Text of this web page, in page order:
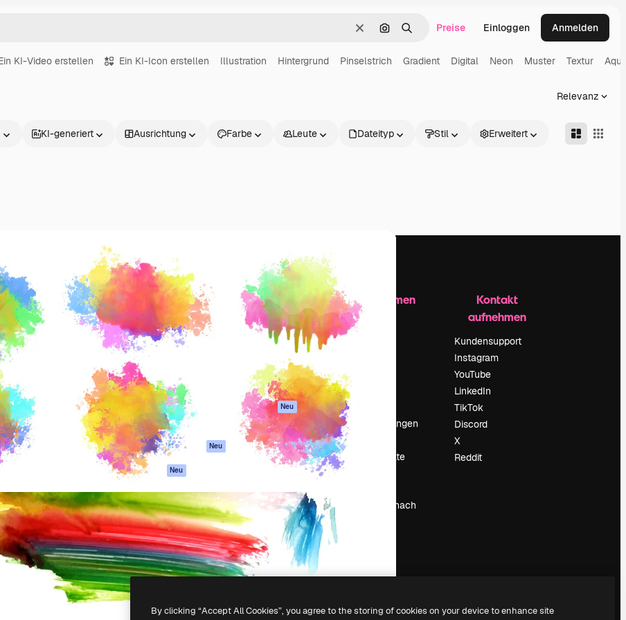
LöschenNach Bild suchen
SuchenPreise Einloggen Anmelden
KI-Video erstellen Ein KI-Icon erstellen Illustration Hintergrund Pinselstrich Gradient Digital Neon Muster Textur
Relevanz
KI-generiert Ausrichtung Farbe Leute Dateityp Stil Erweitert
um deine beste
Mehr als 1 Million
Kreativen, Unternehmen,
Produkte
Spaces
KI-Assistent
KI-Bildgenerator
KI-Videogenerator
KI-
Stimmengenerator
Stock-Inhalte
MCP für
Claude/ChatGPT
Neu
Agenten Neu
Mobile App
Alle Magnific-Tools
Loslegen
Academy
Dokumentation
AGB
Datenschutzerklärung
Originale Neu
Cookie-Richtlinie
Vertrauenszentrum
Partner
Unternehmen
Preise
Karriere
Suchtrends
Blog
Veranstaltungen
Slidesgo
Deine Inhalte
Suchst du nach
Kontakt
aufnehmen
Kundensupport
Instagram
YouTube
LinkedIn
TikTok
Discord
X
Reddit
2026Freepik Company S.L.U.Alle Rechte vorbehalten.
By clicking “Accept All Cookies”, you agree to the storing of cookies on your device to enhance site